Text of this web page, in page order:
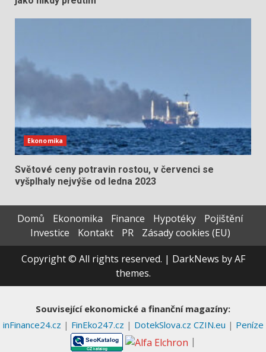
Ekonomika
Světové ceny potravin rostou, v červenci se
vyšplhaly nejvýše od ledna 2023
Domů Ekonomika Finance Hypotéky
Pojištění
Investice
Kontakt PR
Zásady cookies (EU)
Copyright © All rights reserved. | DarkNews by AF
themes.
Související ekonomické a finanční magazíny:
inFinance24.cz | FinEko247.cz | DotekSlova.cz CZIN.eu | Peníze
|